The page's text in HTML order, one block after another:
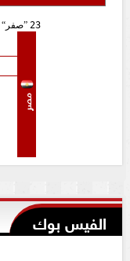
23
صفر
مصر
الفيس بوك